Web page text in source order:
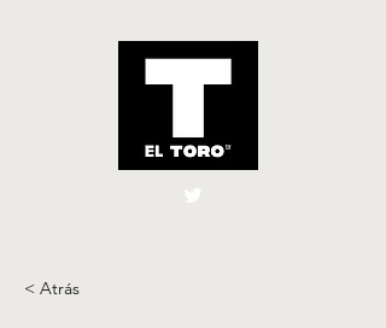
El Toro España
< Atrás